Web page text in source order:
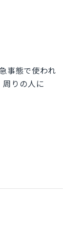
事態で使われ
りの人に